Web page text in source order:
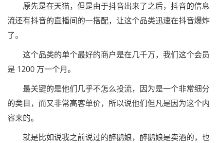
原先是在天猫，但是由于抖音出来了之后，抖音的信息
流还有抖音的直播间的一搭配，让这个品类迅速在抖音爆炸
了。
这个品类的单个最好的商户是在几千万，我们这个会员
是 1200 万一个月。
最关键的是他们几乎不怎么投流，因为是一个非常细分
的类目，而又非常高客单价，所以说他们但凡是因为这个内
容来的。
就是比如说我之前说过的醉鹅娘，醉鹅娘是卖酒的，也